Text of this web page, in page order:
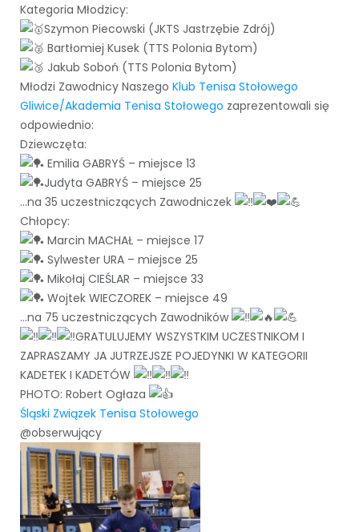
Kategoria Młodzicy:
Szymon Piecowski (JKTS Jastrzębie Zdrój)
Bartłomiej Kusek (TTS Polonia Bytom)
Jakub Soboń (TTS Polonia Bytom)
Młodzi Zawodnicy Naszego Klub Tenisa Stołowego
Gliwice/Akademia Tenisa Stołowego zaprezentowali się
odpowiednio:
Dziewczęta:
Emilia GABRYŚ – miejsce 13
Judyta GABRYŚ – miejsce 25
…na 35 uczestniczących Zawodniczek
Chłopcy:
Marcin MACHAŁ – miejsce 17
Sylwester URA – miejsce 25
Mikołaj CIEŚLAR – miejsce 33
Wojtek WIECZOREK – miejsce 49
…na 75 uczestniczących Zawodników
GRATULUJEMY WSZYSTKIM UCZESTNIKOM I
ZAPRASZAMY JA JUTRZEJSZE POJEDYNKI W KATEGORII
KADETEK I KADETÓW
PHOTO: Robert Ogłaza
Śląski Związek Tenisa Stołowego
@obserwujący